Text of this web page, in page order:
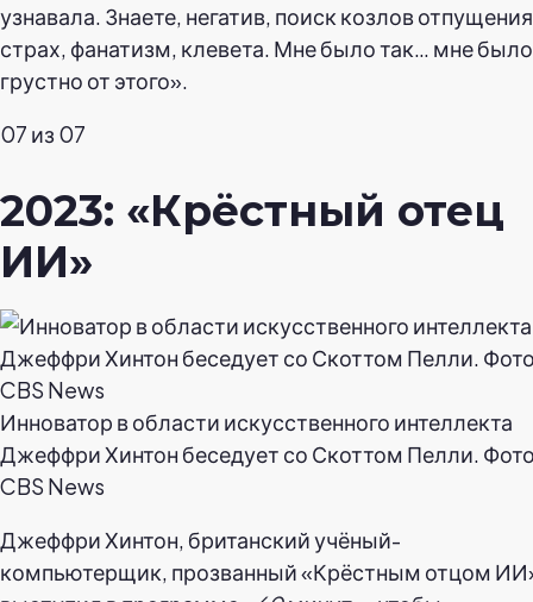
узнавала. Знаете, негатив, поиск козлов
страх, фанатизм, клевета. Мне было так… мне было
грустно от этого».
07 из 07
2023: «Крёстный отец
ИИ»
Инноватор в области искусственного интеллекта
Джеффри Хинтон беседует со Скоттом Пелли.
CBS News
Джеффри Хинтон, британский учёный-
компьютерщик, прозванный «Крёстным отцом